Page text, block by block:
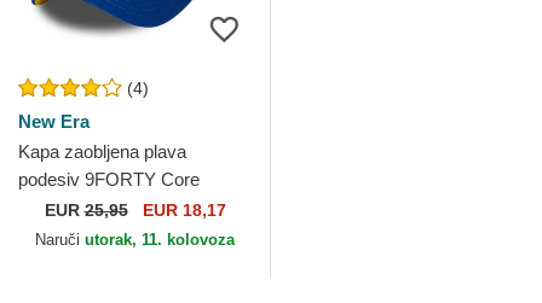
(4)
New Era
Kapa zaobljena plava
podesiv 9FORTY Core
xBuyer Team Kings League
New Era
EUR25,95 EUR 18,17
Naruči utorak, 11. kolovoza